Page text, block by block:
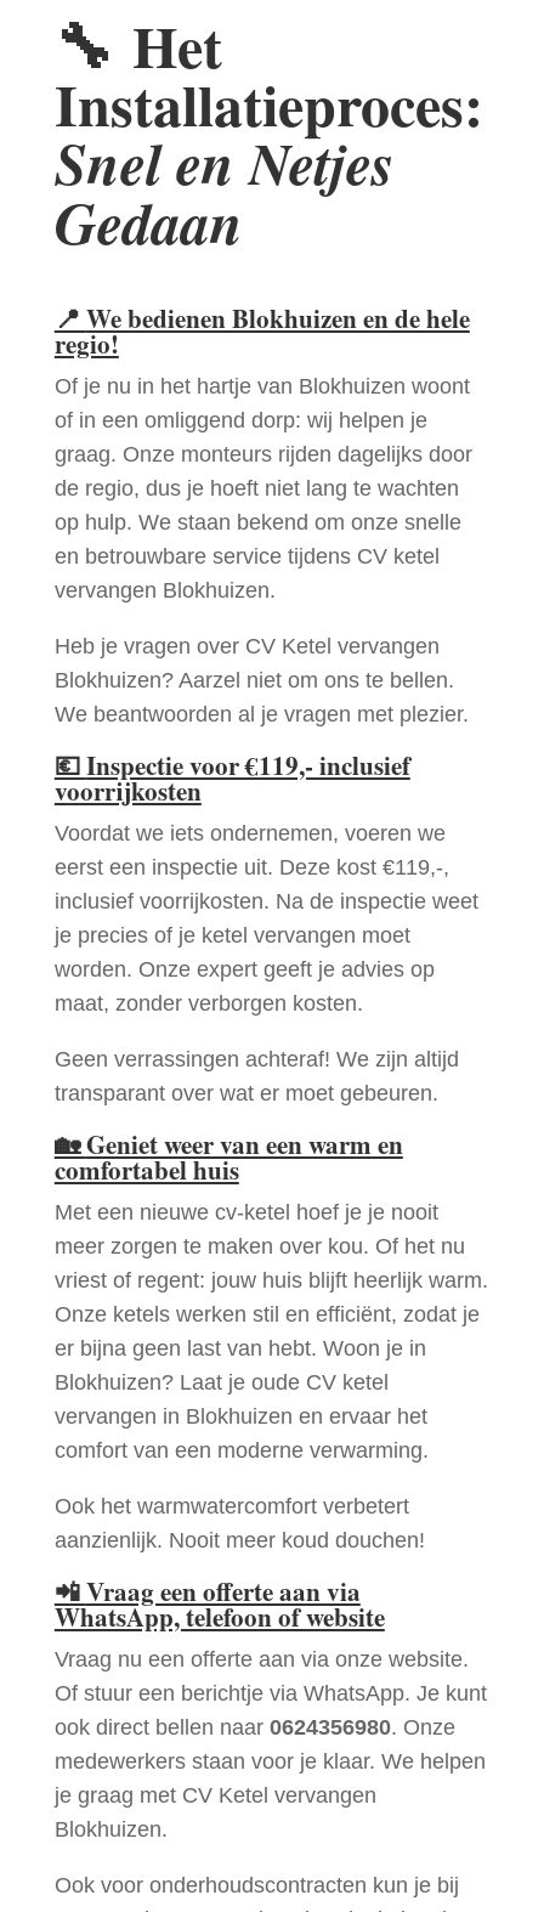
🔧 Het
Installatieproces:
Snel en Netjes
Gedaan
📍 We bedienen Blokhuizen en de hele
regio!
Of je nu in het hartje van Blokhuizen woont
of in een omliggend dorp: wij helpen je
graag. Onze monteurs rijden dagelijks door
de regio, dus je hoeft niet lang te wachten
op hulp. We staan bekend om onze snelle
en betrouwbare service tijdens CV ketel
vervangen Blokhuizen.
Heb je vragen over CV Ketel vervangen
Blokhuizen? Aarzel niet om ons te bellen.
We beantwoorden al je vragen met plezier.
💶Inspectie voor €119,- inclusief
voorrijkosten
Voordat we iets ondernemen, voeren we
eerst een inspectie uit. Deze kost €119,-,
inclusief voorrijkosten. Na de inspectie weet
je precies of je ketel vervangen moet
worden. Onze expert geeft je advies op
maat, zonder verborgen kosten.
Geen verrassingen achteraf! We zijn altijd
transparant over wat er moet gebeuren.
🏡Geniet weer van een warm en
comfortabel huis
Met een nieuwe cv-ketel hoef je je nooit
meer zorgen te maken over kou. Of het nu
vriest of regent: jouw huis blijft heerlijk warm.
Onze ketels werken stil en efficiënt, zodat je
er bijna geen last van hebt. Woon je in
Blokhuizen? Laat je oude CV ketel
vervangen in Blokhuizen en ervaar het
comfort van een moderne verwarming.
Ook het warmwatercomfort verbetert
aanzienlijk. Nooit meer koud douchen!
📲Vraag een offerte aan via
WhatsApp, telefoon of website
Vraag nu een offerte aan via onze website.
Of stuur een berichtje via WhatsApp. Je kunt
ook direct bellen naar 0624356980. Onze
medewerkers staan voor je klaar. We helpen
je graag met CV Ketel vervangen
Blokhuizen.
Ook voor onderhoudscontracten kun je bij